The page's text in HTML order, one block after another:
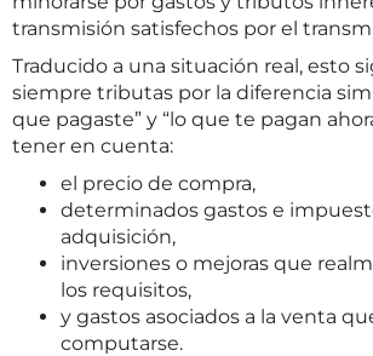
transmisión satisfechos por el
Traducido a una situación real, esto
siempre tributas por la diferencia
que pagaste” y “lo que te pagan
tener en cuenta:
el precio de compra,
determinados gastos e
adquisición,
inversiones o mejoras que
los requisitos,
y gastos asociados a la venta
computarse.